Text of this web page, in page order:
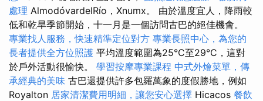
處理 AlmodóvardelRío，Xnumx。 由於溫度宜人，降雨較
低和乾旱季節開始，十一月是一個訪問古巴的絕佳機會。
專業找人服務，快速精準定位對方 專業長照中心，為您的
長者提供全方位照護 平均溫度範圍為25°C至29°C，這對
於戶外活動很愉快。 學習按摩專業課程 中式外燴菜單，傳
承經典的美味 古巴還提供許多包羅萬象的度假勝地，例如
Royalton 居家清潔費用明細，讓您安心選擇 Hicacos 餐飲